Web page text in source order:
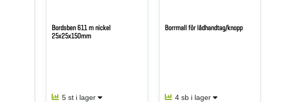
Bordsben 611 m nickel
25x25x150mm
5 st i lager
Borrmall för lådhandtag/knopp
4 sb i lager